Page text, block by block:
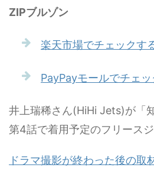
ZIPブルゾン
楽天市場でチェックす
PayPayモールでチェッ
井上瑞稀さん(HiHi Jets)が「
第4話で着用予定のフリース
ドラマ撮影が終わった後の取